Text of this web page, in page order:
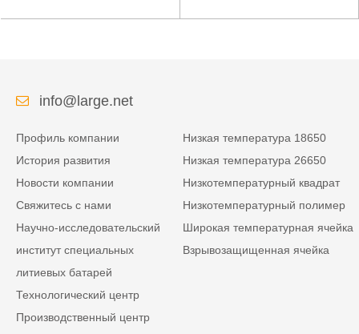
info@large.net
Профиль компании
История развития
Новости компании
Свяжитесь с нами
Научно-исследовательский
институт специальных
литиевых батарей
Технологический центр
Производственный центр
Низкая температура 18650
Низкая температура 26650
Низкотемпературный квадрат
Низкотемпературный полимер
Широкая температурная ячейка
Взрывозащищенная ячейка